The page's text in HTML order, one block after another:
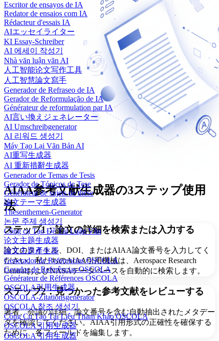
Escritor de ensayos de IA
Redator de ensaios com IA
Rédacteur d'essais IA
AIエッセイライター
KI Essay-Schreiber
AI 에세이 작성기
Nhà văn luận văn AI
人工智能论文写作工具
人工智慧論文寫手
Generador de Refraseo de IA
Gerador de Reformulação de IA
Générateur de reformulation par IA
AI言い換えジェネレーター
AI Umschreibgenerator
AI 리워드 생성기
Máy Tạo Lại Văn Bản AI
AI重写生成器
AI 重新措辭生成器
Generador de Temas de Tesis
Gerador de Tópicos de Tese
Générateur de sujets de thèse
論文テーマ生成器
Thesenthemen-Generator
논문 주제 생성기
Công cụ Tạo Đề Tài Luận Văn
论文主题生成器
論文主題產生器
Generador de Referencias OSCOLA
Gerador de Referências OSCOLA
Générateur de Références OSCOLA
OSCOLA引用生成器
OSCOLA-Zitationsgenerator
OSCOLA 참조 생성기
Công Cụ Tạo Tài Liệu Tham Khảo OSCOLA
OSCOLA 引用生成器
OSCOLA 引用生成器
AIAA参考文献生成器の3ステップ使用
法
ステップ1：論文の詳細を検索または入力する
論文のタイトル、DOI、またはAIAA論文番号を入力してく
ださい。私たちのAIAA引用機械は、Aerospace Research
CentralおよびNASAデータベースを自動的に検索します。
ステップ2：見つかった参考文献をレビューする
著者、会議の詳細、論文番号を含む自動抽出されたメタデー
タを確認してください。AIAA引用形式の正確性を確保する
ために、各フィールドを編集します。